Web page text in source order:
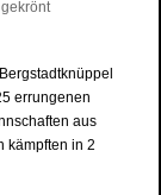
errungenen
aus
kämpften in 2